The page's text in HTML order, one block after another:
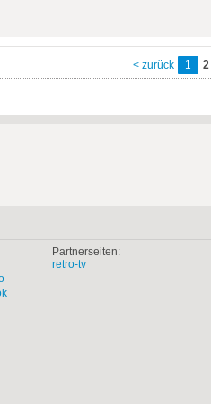
< zurück 1 2
Partnerseiten:
retro-tv